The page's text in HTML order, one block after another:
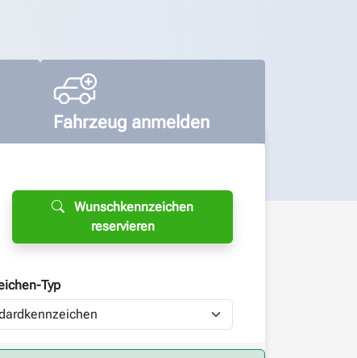
Fahrzeug anmelden
Wunschkennzeichen
reservieren
Typ